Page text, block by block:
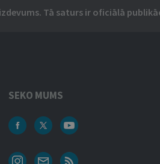
Tā saturs ir oficiālā
SEKO MUMS